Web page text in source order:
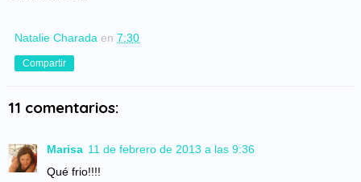
Natalie Charada en 7:30
Compartir
11 comentarios:
Marisa 11 de febrero de 2013 a las 9:36
Qué frio!!!!